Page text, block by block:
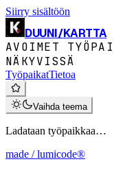
Siirry sisältöön
DUUNI/KARTTA
AVOIMET
NÄKYVISSÄ
TyöpaikatTietoa
Vaihda teema
Ladataan työpaikkaa…
made / lumicode®